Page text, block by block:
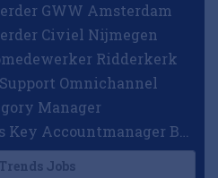
GWW Amsterdam
Civiel Nijmegen
Ridderkerk
Omnichannel
Manager
Jobs